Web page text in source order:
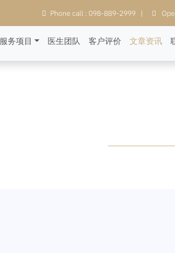
Phone call : 098-889-2999 |
服务项目 医生团队 客户评价 文章资讯